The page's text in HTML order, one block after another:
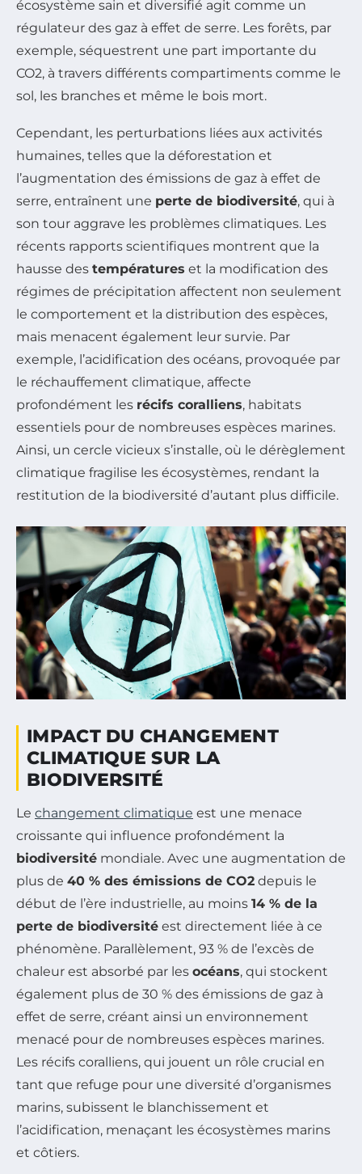
écosystème sain et diversifié agit comme un
régulateur des gaz à effet de serre. Les forêts, par
exemple, séquestrent une part importante du
CO2, à travers différents compartiments comme le
sol, les branches et même le bois mort.
Cependant, les perturbations liées aux activités
humaines, telles que la déforestation et
l’augmentation des émissions de gaz à effet de
serre, entraînent une perte de biodiversité, qui à
son tour aggrave les problèmes climatiques. Les
récents rapports scientifiques montrent que la
hausse des températures et la modification des
régimes de précipitation affectent non seulement
le comportement et la distribution des espèces,
mais menacent également leur survie. Par
exemple, l’acidification des océans, provoquée par
le réchauffement climatique, affecte
profondément les récifs coralliens, habitats
essentiels pour de nombreuses espèces marines.
Ainsi, un cercle vicieux s’installe, où le dérèglement
climatique fragilise les écosystèmes, rendant la
restitution de la biodiversité d’autant plus difficile.
IMPACT DU CHANGEMENT
CLIMATIQUE SUR LA
BIODIVERSITÉ
Le changement climatique est une menace
croissante qui influence profondément la
biodiversité mondiale. Avec une augmentation de
plus de 40 % des émissions de CO2 depuis le
début de l’ère industrielle, au moins 14 % de la
perte de biodiversité est directement liée à ce
phénomène. Parallèlement, 93 % de l’excès de
chaleur est absorbé par les océans, qui stockent
également plus de 30 % des émissions de gaz à
effet de serre, créant ainsi un environnement
menacé pour de nombreuses espèces marines.
Les récifs coralliens, qui jouent un rôle crucial en
tant que refuge pour une diversité d’organismes
marins, subissent le blanchissement et
l’acidification, menaçant les écosystèmes marins
et côtiers.